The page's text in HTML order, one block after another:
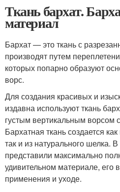
Ткань бархат.
материал
Бархат — это ткань с
производят путем
которых попарно образуют
ворс.
Для создания красивых и
издавна используют ткань
густым вертикальным ворсом
Бархатная ткань создается
так и из натурального шелка.
представили максимально
удивительном материале, его
применения и уходе.